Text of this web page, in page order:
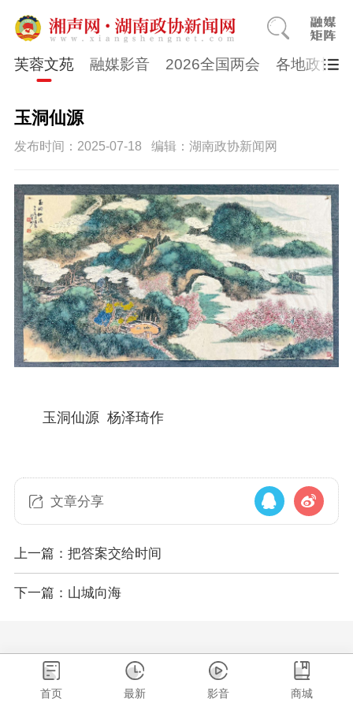
芙蓉文苑 融媒影音 2026全国两会 各地政协
玉洞仙源
发布时间：2025-07-18 编辑：湖南政协新闻网
玉洞仙源 杨泽琦作
文章分享
上一篇：把答案交给时间
下一篇：山城向海
首页 最新 影音 商城